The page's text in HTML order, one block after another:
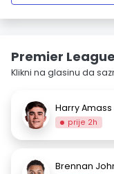
Premier
Klikni na glasinu da
Harry Amass
prije 2h
Brennan